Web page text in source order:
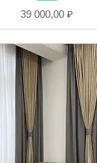
Цена
39 000,00 ₽